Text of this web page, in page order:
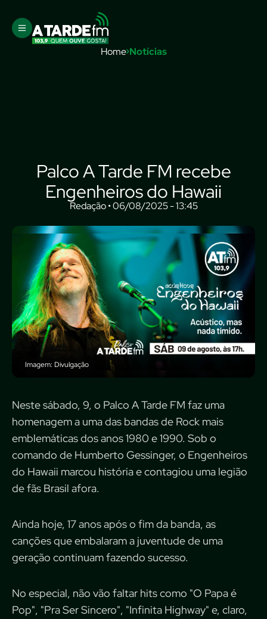
Home Notícias
Palco A Tarde FM recebe
Engenheiros do Hawaii
Redação • 06/08/2025 - 13:45
Imagem: Divulgação
Neste sábado, 9, o Palco A Tarde FM faz uma
homenagem a uma das bandas de Rock mais
emblemáticas dos anos 1980 e 1990. Sob o
comando de Humberto Gessinger, o Engenheiros
do Hawaii marcou história e contagiou uma legião
de fãs Brasil afora.
Ainda hoje, 17 anos após o fim da banda, as
canções que embalaram a juventude de uma
geração continuam fazendo sucesso.
No especial, não vão faltar hits como "O Papa é
Pop", "Pra Ser Sincero", "Infinita Highway" e, claro,